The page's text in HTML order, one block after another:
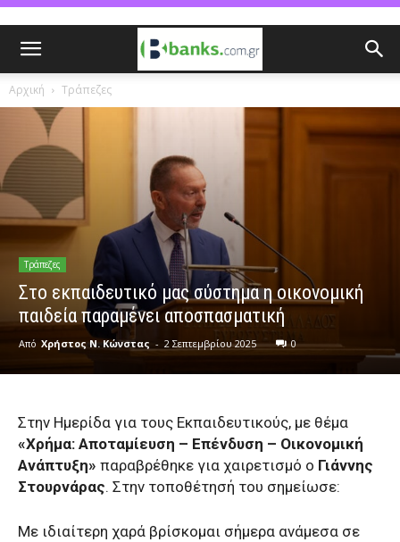
Αρχική Τράπεζες
Τράπεζες
Στο εκπαιδευτικό μας σύστημα η οικονομική
παιδεία παραμένει αποσπασματική
Από Χρήστος Ν. Κώνστας - 2 Σεπτεμβρίου 2025 0
Στην Ημερίδα για τους Εκπαιδευτικούς, με θέμα
«Χρήμα: Αποταμίευση – Επένδυση – Οικονομική
Ανάπτυξη» παραβρέθηκε για χαιρετισμό ο Γιάννης
Στουρνάρας. Στην τοποθέτησή του σημείωσε:
Με ιδιαίτερη χαρά βρίσκομαι σήμερα ανάμεσα σε